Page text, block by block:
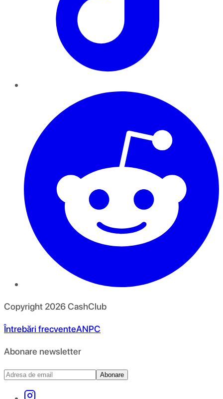
Copyright 2026CashClub
Întrebări frecventeANPC
Abonare newsletter
Abonare